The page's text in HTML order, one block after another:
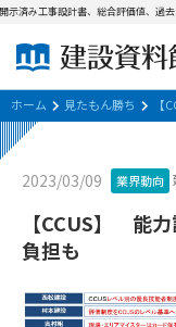
建設
会員
み工事設計書、総合評価値、過去
ホーム 見たもん勝ち 【
2023/03/09 業界動向
【CCUS】 能
負担も
パスワードの再
第1条（規約の目的）
1. 本規約は、建設
会員サービスの